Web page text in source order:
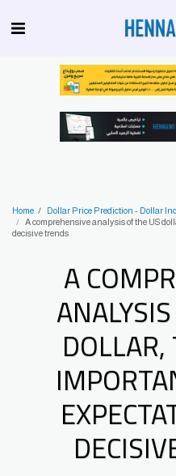
Home
Dollar Price Prediction - Dollar
A comprehensive analysis of the US
decisive trends
A